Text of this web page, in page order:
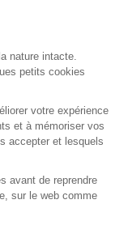
nature intacte.
petits cookies
votre expérience
et à mémoriser vos
accepter et lesquels
avant de reprendre
sur le web comme